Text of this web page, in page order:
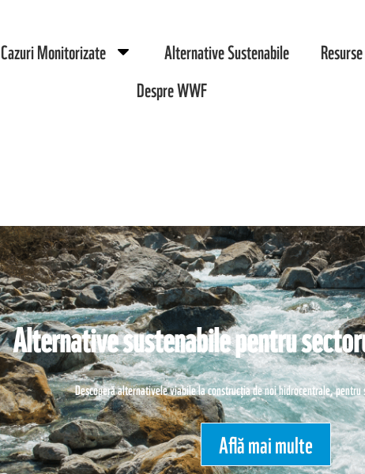
Cazuri Monitorizate Alternative Sustenabile
Despre WWF
Alternative sustenabile pentru
Descoperă alternativele viabile la construcția de noi hidrocentrale,
Află mai multe